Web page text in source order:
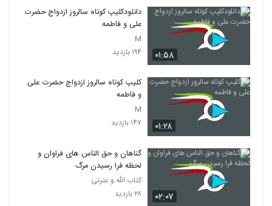
۰۱:۵۸
دانلودکلیپ کوتاه سالروز ازدواج حضرت
علی و فاطمه
M
۱۹۴ بازدید
۰۱:۲۸
کلیپ کوتاه سالروز ازدواج حضرت علی
و فاطمه
M
۱۴۷ بازدید
۰۲:۰۷
گناهان و حق الناس های فراوان و
لحظه فرا رسیدن مرگ
کتاب الله و عترتی
۲۸ بازدید